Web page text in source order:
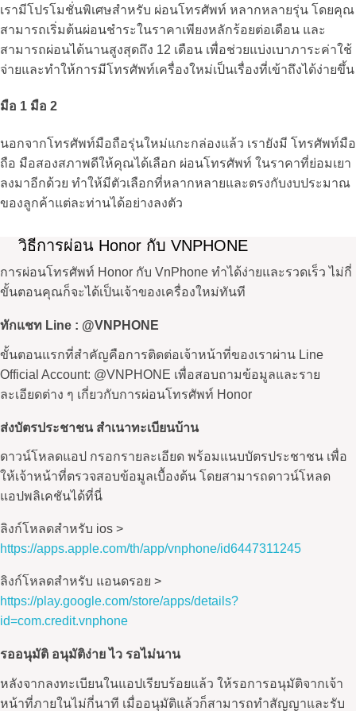
เรามีโปรโมชั่นพิเศษสำหรับ ผ่อนโทรศัพท์ หลากหลายรุ่น โดยคุณ
สามารถเริ่มต้นผ่อนชำระในราคาเพียงหลักร้อยต่อเดือน และ
สามารถผ่อนได้นานสูงสุดถึง 12 เดือน เพื่อช่วยแบ่งเบาภาระค่าใช้
จ่ายและทำให้การมีโทรศัพท์เครื่องใหม่เป็นเรื่องที่เข้าถึงได้ง่ายขึ้น
มือ 1 มือ 2
นอกจากโทรศัพท์มือถือรุ่นใหม่แกะกล่องแล้ว เรายังมี โทรศัพท์มือ
ถือ มือสองสภาพดีให้คุณได้เลือก ผ่อนโทรศัพท์ ในราคาที่ย่อมเยา
ลงมาอีกด้วย ทำให้มีตัวเลือกที่หลากหลายและตรงกับงบประมาณ
ของลูกค้าแต่ละท่านได้อย่างลงตัว
วิธีการผ่อน Honor กับ VNPHONE
การผ่อนโทรศัพท์ Honor กับ VnPhone ทำได้ง่ายและรวดเร็ว ไม่กี่
ขั้นตอนคุณก็จะได้เป็นเจ้าของเครื่องใหม่ทันที
ทักแชท Line : @VNPHONE
ขั้นตอนแรกที่สำคัญคือการติดต่อเจ้าหน้าที่ของเราผ่าน Line
Official Account: @VNPHONE เพื่อสอบถามข้อมูลและราย
ละเอียดต่าง ๆ เกี่ยวกับการผ่อนโทรศัพท์ Honor
ส่งบัตรประชาชน สำเนาทะเบียนบ้าน
ดาวน์โหลดแอป กรอกรายละเอียด พร้อมแนบบัตรประชาชน เพื่อ
ให้เจ้าหน้าที่ตรวจสอบข้อมูลเบื้องต้น โดยสามารถดาวน์โหลด
แอปพลิเคชันได้ที่นี่
ลิงก์โหลดสำหรับ ios >
https://apps.apple.com/th/app/vnphone/id6447311245
ลิงก์โหลดสำหรับ แอนดรอย >
https://play.google.com/store/apps/details?
id=com.credit.vnphone
รออนุมัติ อนุมัติง่าย ไว รอไม่นาน
หลังจากลงทะเบียนในแอปเรียบร้อยแล้ว ให้รอการอนุมัติจากเจ้า
หน้าที่ภายในไม่กี่นาที เมื่ออนุมัติแล้วก็สามารถทำสัญญาและรับ